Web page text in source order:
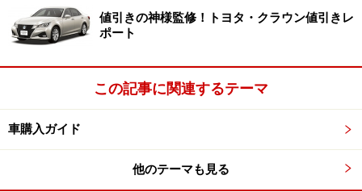
の車を借りてきました感もなく、誰が乗っても良い車で
あるイメージ作りに成功したアクア。日本人の「みんな
若男女を問わず売れる理由なのでしょう。
値引きの神様監修！トヨタ・クラウン値引きレ
ポート
この記事に関連するテーマ
車購入ガイド
他のテーマも見る